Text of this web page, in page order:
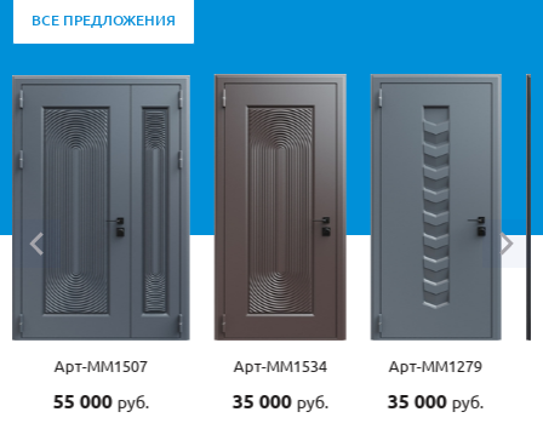
ВСЕ ПРЕДЛОЖЕНИЯ
Арт-ММ1507
55 000 руб.
Арт-ММ1534
35 000 руб.
Арт-ММ1279
35 000 руб.